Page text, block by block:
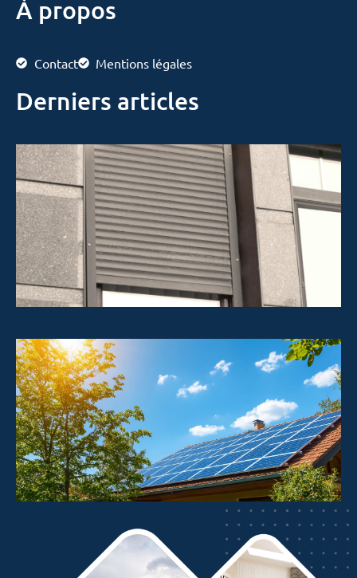
À propos
Contact Mentions légales
Derniers articles